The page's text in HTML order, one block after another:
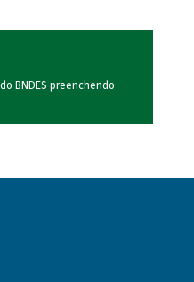
BNDES preenchendo